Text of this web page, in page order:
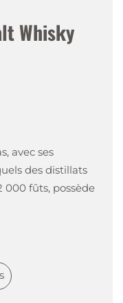
Whisky
avec ses
des distillats
000 fûts, possède
avec des
2003. Les